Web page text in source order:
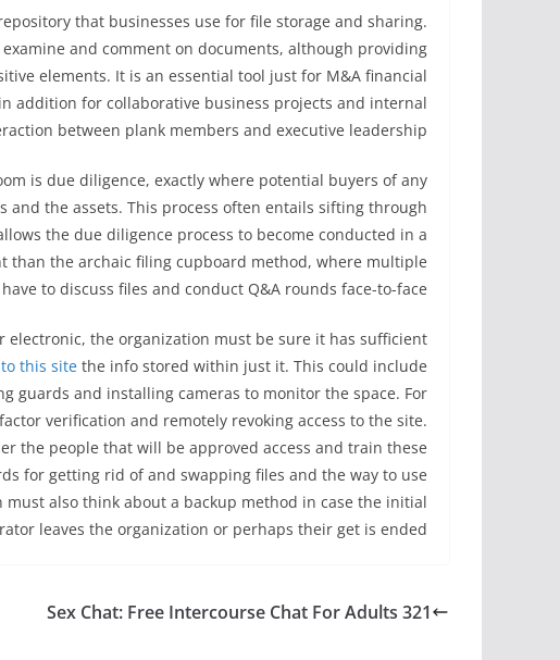
that businesses use for file storage and sharing.
and comment on documents, although providing
elements. It is an essential tool just for M&A financial
addition for collaborative business projects and internal
between plank members and executive leadership.
is due diligence, exactly where potential buyers of any
and the assets. This process often entails sifting through
the due diligence process to become conducted in a
than the archaic filing cupboard method, where multiple
to discuss files and conduct Q&A rounds face-to-face.
electronic, the organization must be sure it has sufficient
this site the info stored within just it. This could include
guards and installing cameras to monitor the space. For
verification and remotely revoking access to the site.
the people that will be approved access and train these
for getting rid of and swapping files and the way to use
also think about a backup method in case the initial
leaves the organization or perhaps their get is ended.
321 Sex Chat: Free Intercourse Chat For Adults